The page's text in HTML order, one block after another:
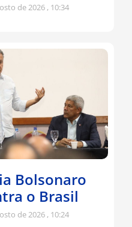
de 2026 10:34
Bolsonaro
o Brasil
de 2026 10:24